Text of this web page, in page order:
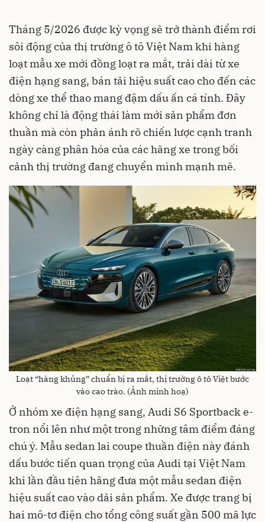
Tháng 5/2026 được kỳ vọng sẽ trở thành điểm rơi
sôi động của thị trường ô tô Việt Nam khi hàng
loạt mẫu xe mới đồng loạt ra mắt, trải dài từ xe
điện hạng sang, bán tải hiệu suất cao cho đến các
dòng xe thể thao mang đậm dấu ấn cá tính. Đây
không chỉ là động thái làm mới sản phẩm đơn
thuần mà còn phản ánh rõ chiến lược cạnh tranh
ngày càng phân hóa của các hãng xe trong bối
cảnh thị trường đang chuyển mình mạnh mẽ.
Loạt “hàng khủng” chuẩn bị ra mắt, thị trường ô tô Việt bước
vào cao trào. (Ảnh minh hoạ)
Ở nhóm xe điện hạng sang, Audi S6 Sportback e-
tron nổi lên như một trong những tâm điểm đáng
chú ý. Mẫu sedan lai coupe thuần điện này đánh
dấu bước tiến quan trọng của Audi tại Việt Nam
khi lần đầu tiên hãng đưa một mẫu sedan điện
hiệu suất cao vào dải sản phẩm. Xe được trang bị
hai mô-tơ điện cho tổng công suất gần 500 mã lực